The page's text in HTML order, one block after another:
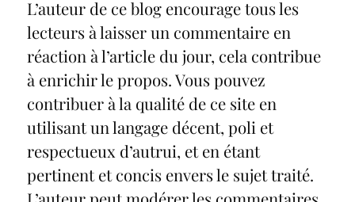
L’auteur de ce blog encourage tous les
lecteurs à laisser un commentaire en
réaction à l’article du jour, cela contribue
à enrichir le propos. Vous pouvez
contribuer à la qualité de ce site en
utilisant un langage décent, poli et
respectueux d’autrui, et en étant
pertinent et concis envers le sujet traité.